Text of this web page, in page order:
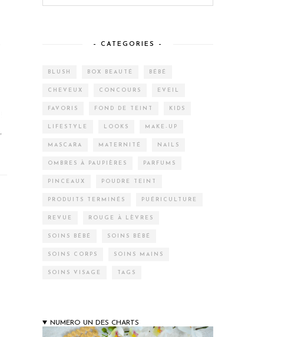
– CATEGORIES –
BLUSH BOX BEAUTÉ BÉBÉ
CHEVEUX CONCOURS EVEIL
FAVORIS FOND DE TEINT KIDS
LIFESTYLE LOOKS MAKE-UP
MASCARA MATERNITÉ NAILS
OMBRES À PAUPIÈRES PARFUMS
PINCEAUX POUDRE TEINT
PRODUITS TERMINÉS PUÉRICULTURE
REVUE ROUGE À LÈVRES
SOINS BÉBÉ SOINS BÉBÉ
SOINS CORPS SOINS MAINS
SOINS VISAGE TAGS
NUMERO UN DES CHARTS